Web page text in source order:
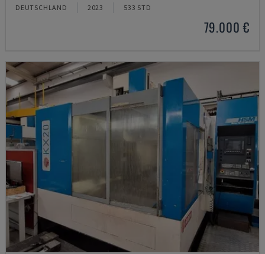
DEUTSCHLAND 2023 533 STD
79.000 €